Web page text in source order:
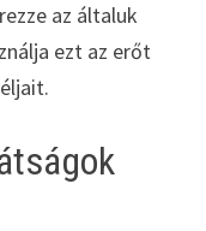
az általuk
ezt az erőt